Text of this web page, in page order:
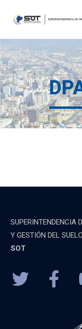
SUPERINTENDENCIA
Y GESTIÓN DEL SUELO
SOT